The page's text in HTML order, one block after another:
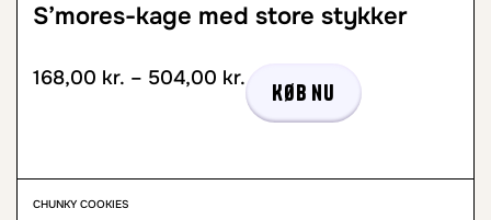
S’mores-kage med store stykker
168,00 kr. – 504,00 kr.
Køb nu
CHUNKY COOKIES